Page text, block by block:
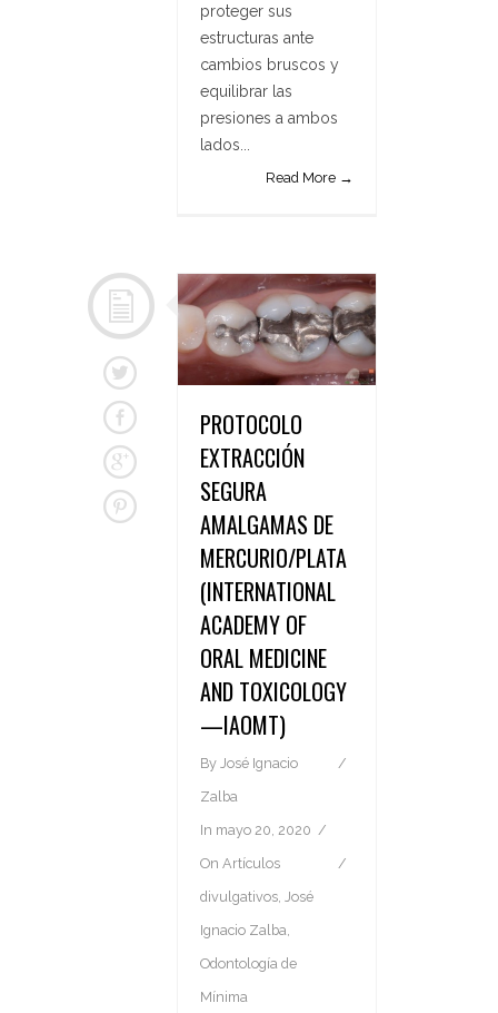
proteger sus
estructuras ante
cambios bruscos y
equilibrar las
presiones a ambos
lados...
Read More →
PROTOCOLO
EXTRACCIÓN
SEGURA
AMALGAMAS DE
MERCURIO/PLATA
(INTERNATIONAL
ACADEMY OF
ORAL MEDICINE
AND TOXICOLOGY
—IAOMT)
By José Ignacio
Zalba
In mayo 20, 2020
On Artículos
divulgativos José
Ignacio Zalba
Odontología de
Mínima